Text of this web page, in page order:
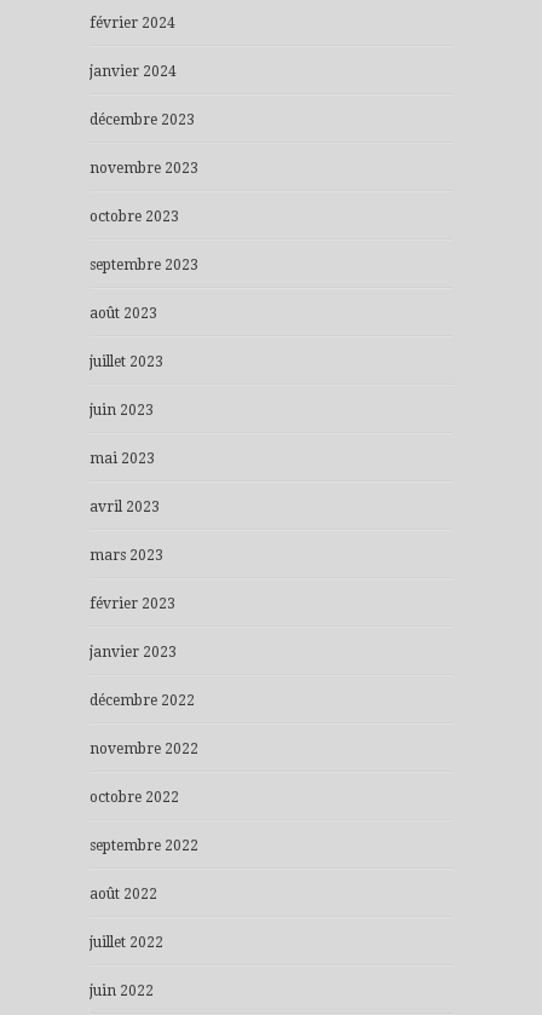
février 2024
janvier 2024
décembre 2023
novembre 2023
octobre 2023
septembre 2023
août 2023
juillet 2023
juin 2023
mai 2023
avril 2023
mars 2023
février 2023
janvier 2023
décembre 2022
novembre 2022
octobre 2022
septembre 2022
août 2022
juillet 2022
juin 2022